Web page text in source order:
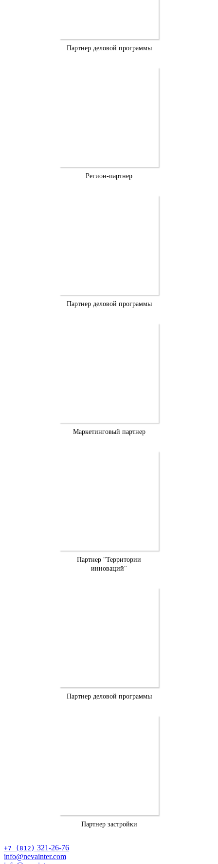
Партнер деловой программы
Регион-партнер
Партнер деловой программы
Маркетинговый партнер
Партнер "Территории
инноваций"
Партнер деловой программы
Партнер застройки
+7 (812) 321-26-76
info@nevainter.com